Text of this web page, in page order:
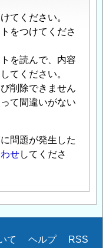
てください。
をつけてくださ
を読んで、内容
てください。
削除できません
て間違いがない
問題が発生した
せしてくださ
て ヘルプ RSS